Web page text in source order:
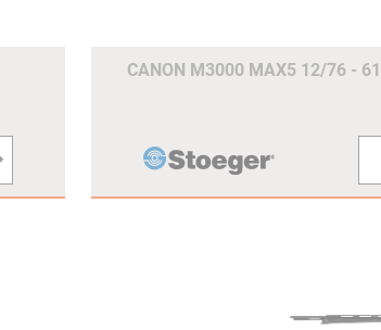
CANON M3000 MAX5 12/76 -